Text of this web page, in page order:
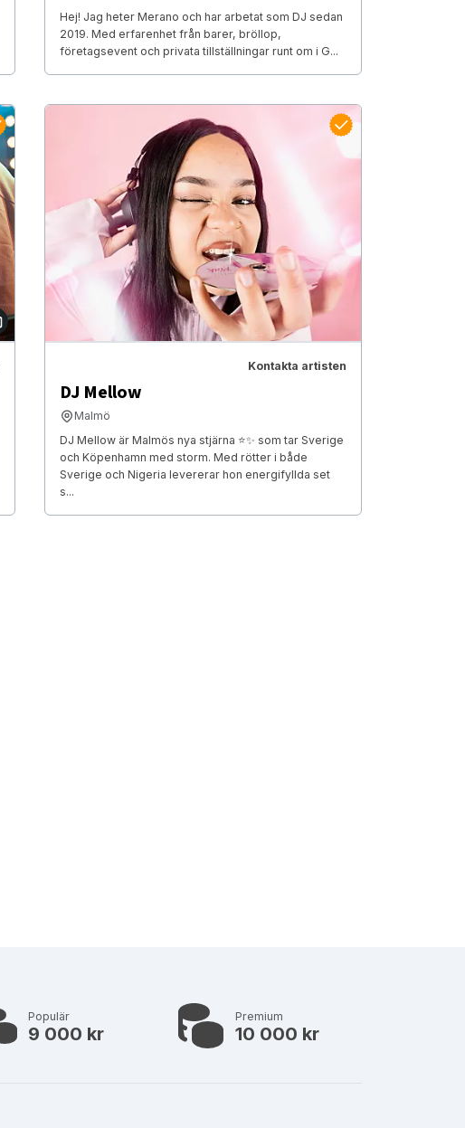
Hej! Jag heter Merano och har arbetat som DJ sedan
2019. Med erfarenhet från barer, bröllop,
företagsevent och privata tillställningar runt om i G...
Kontakta artisten
DJ Mellow
Malmö
DJ Mellow är Malmös nya stjärna ⭐️✨ som tar Sverige
och Köpenhamn med storm. Med rötter i både
Sverige och Nigeria levererar hon energifyllda set
s...
Populär
9 000 kr
Premium
10 000 kr